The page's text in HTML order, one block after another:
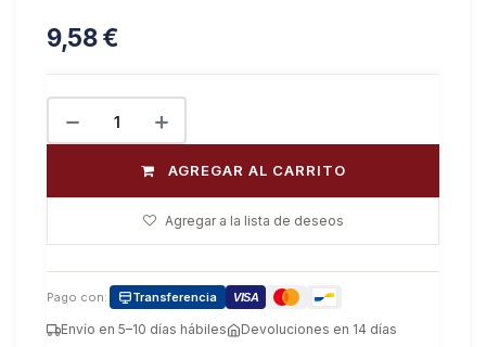
9,58€
AGREGAR AL CARRITO
Agregar a la lista de deseos
Pago con: Transferencia VISA
Envío en 5–10 días hábiles Devoluciones en 14 días